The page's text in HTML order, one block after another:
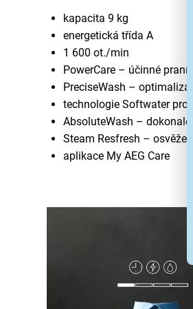
kapacita 9 kg
energetická třída A
1 600 ot./min
PowerCare – účinné praní
PreciseWash –
technologie Softwater pro
AbsoluteWash –
Steam Resfresh –
aplikace My AEG Care